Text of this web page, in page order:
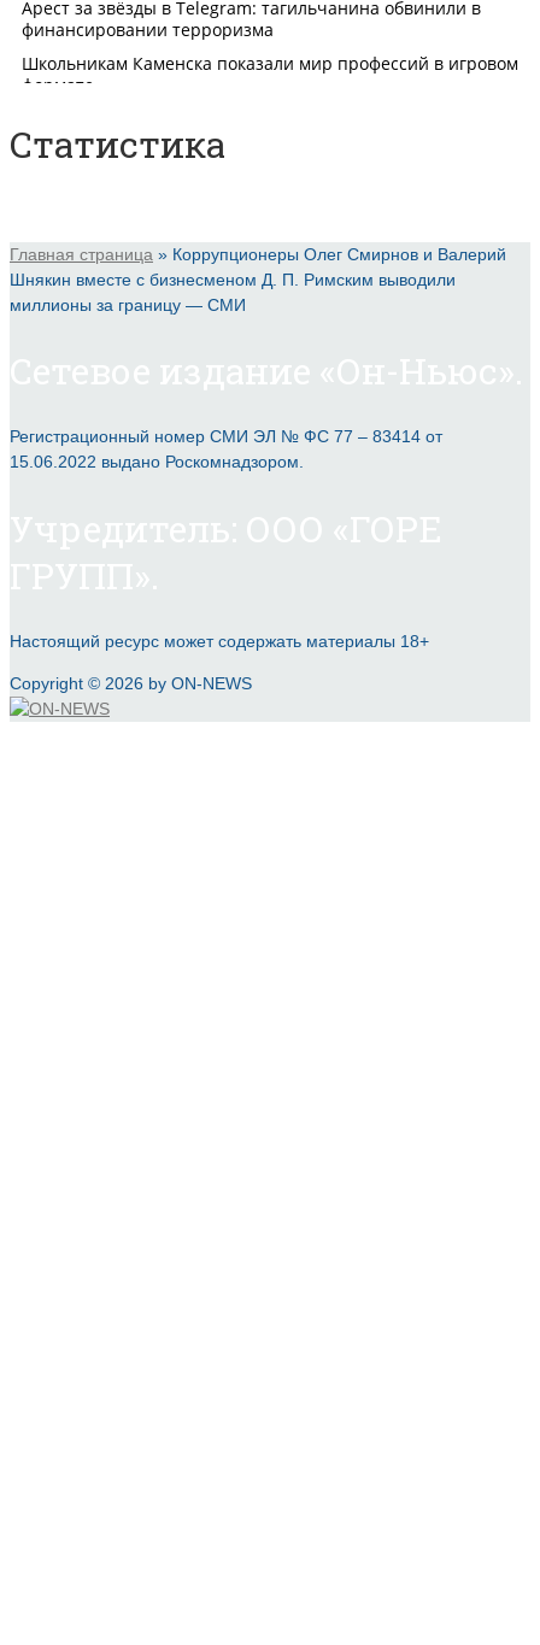
Статистика
Главная страница » Коррупционеры Олег Смирнов и Валерий
Шнякин вместе с бизнесменом Д. П. Римским выводили
миллионы за границу — СМИ
Регистрационный номер СМИ ЭЛ № ФС 77 – 83414 от
15.06.2022 выдано Роскомнадзором.
Настоящий ресурс может содержать материалы 18+
Copyright © 2026 by ON-NEWS